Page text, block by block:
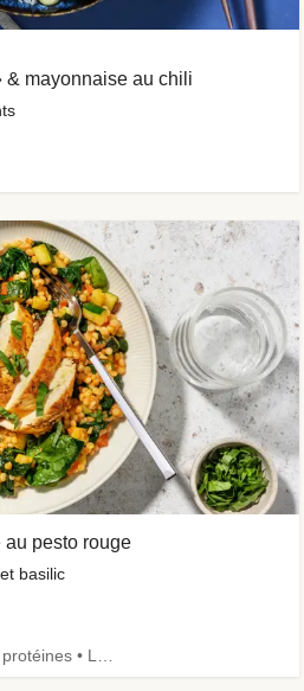
& mayonnaise au chili
au pesto rouge
basilic